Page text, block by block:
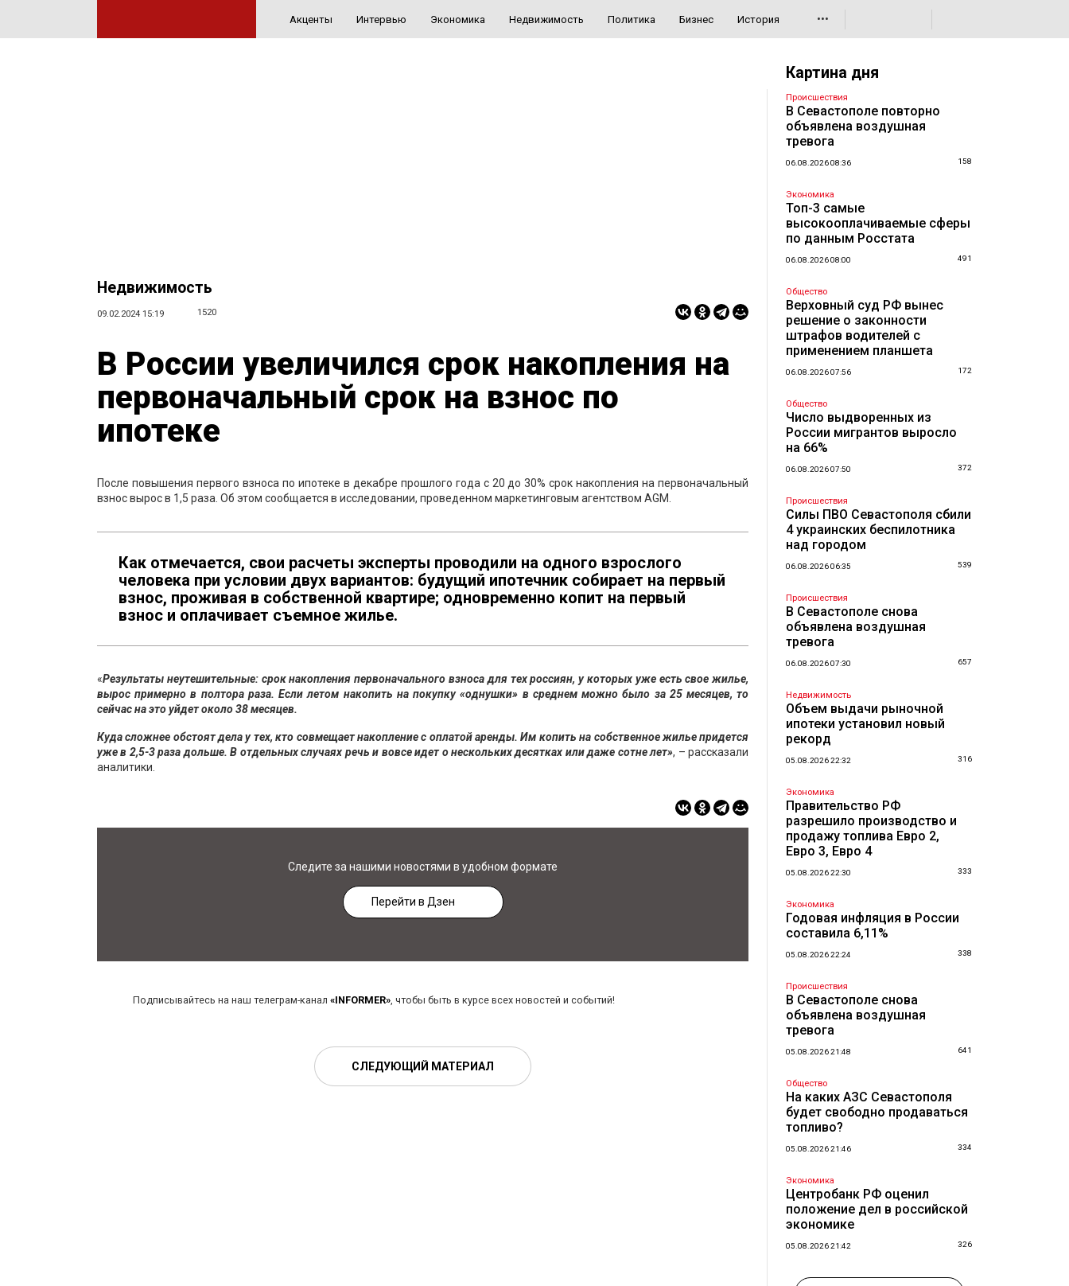
Акценты Интервью Экономика Недвижимость Политика Бизнес История •••
Недвижимость
09.02.2024 15:19 1520
В России увеличился срок накопления на
первоначальный срок на взнос по
ипотеке
После повышения первого взноса по ипотеке в декабре прошлого года с 20 до 30% срок накопления на первоначальный
взнос вырос в 1,5 раза. Об этом сообщается в исследовании, проведенном маркетинговым агентством AGM.
Как отмечается, свои расчеты эксперты проводили на одного взрослого
человека при условии двух вариантов: будущий ипотечник собирает на первый
взнос, проживая в собственной квартире; одновременно копит на первый
взнос и оплачивает съемное жилье.
«Результаты неутешительные: срок накопления первоначального взноса для тех россиян, у которых уже есть свое жилье,
вырос примерно в полтора раза. Если летом накопить на покупку «однушки» в среднем можно было за 25 месяцев, то
сейчас на это уйдет около 38 месяцев.
Куда сложнее обстоят дела у тех, кто совмещает накопление с оплатой аренды. Им копить на собственное жилье придется
уже в 2,5-3 раза дольше. В отдельных случаях речь и вовсе идет о нескольких десятках или даже сотне лет», – рассказали
аналитики.
Следите за нашими новостями в удобном формате
Перейти в Дзен
Подписывайтесь на наш телеграм-канал «INFORMER», чтобы быть в курсе всех новостей и событий!
СЛЕДУЮЩИЙ МАТЕРИАЛ
Картина дня
Происшествия
В Севастополе повторно
объявлена воздушная
тревога
06.08.2026 08:36 158
Экономика
Топ-3 самые
высокооплачиваемые сферы
по данным Росстата
06.08.2026 08:00 491
Общество
Верховный суд РФ вынес
решение о законности
штрафов водителей с
применением планшета
06.08.2026 07:56 172
Общество
Число выдворенных из
России мигрантов выросло
на 66%
06.08.2026 07:50 372
Происшествия
Силы ПВО Севастополя сбили
4 украинских беспилотника
над городом
06.08.2026 06:35 539
Происшествия
В Севастополе снова
объявлена воздушная
тревога
06.08.2026 07:30 657
Недвижимость
Объем выдачи рыночной
ипотеки установил новый
рекорд
05.08.2026 22:32 316
Экономика
Правительство РФ
разрешило производство и
продажу топлива Евро 2,
Евро 3, Евро 4
05.08.2026 22:30 333
Экономика
Годовая инфляция в России
составила 6,11%
05.08.2026 22:24 338
Происшествия
В Севастополе снова
объявлена воздушная
тревога
05.08.2026 21:48 641
Общество
На каких АЗС Севастополя
будет свободно продаваться
топливо?
05.08.2026 21:46 334
Экономика
Центробанк РФ оценил
положение дел в российской
экономике
05.08.2026 21:42 326